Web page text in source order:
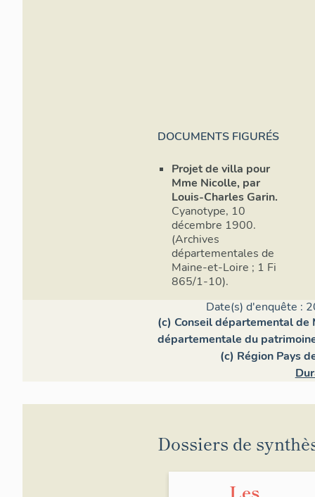
DOCUMENTS FIGURÉS
Projet de villa pour
Mme Nicolle, par
Louis-Charles Garin.
Cyanotype, 10
décembre 1900.
(Archives
départementales de
Maine-et-Loire ; 1 Fi
865/1-10).
Date(s) d'enquête :
(c) Conseil départemental
départementale du
(c) Région Pays
Dossiers de
Les